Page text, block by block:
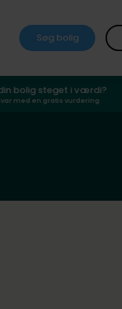
Søg bolig
bolig steget i værdi?
med en gratis vurdering